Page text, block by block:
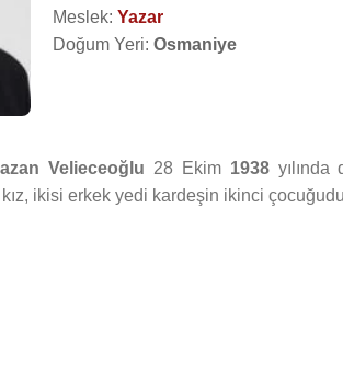
Meslek: Yazar
Doğum Yeri: Osmaniye
Velieceoğlu 28 Ekim 1938yılında
kız, ikisi erkek yedi kardeşin ikinci